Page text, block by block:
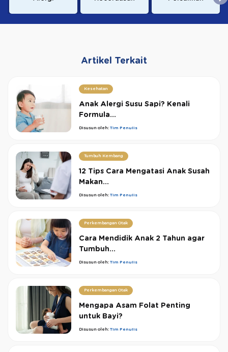
Artikel Terkait
Kesehatan
Anak Alergi Susu Sapi? Kenali
Formula...
Disusun oleh: Tim Penulis
Tumbuh Kembang
12 Tips Cara Mengatasi Anak Susah
Makan...
Disusun oleh: Tim Penulis
Perkembangan Otak
Cara Mendidik Anak 2 Tahun agar
Tumbuh...
Disusun oleh: Tim Penulis
Perkembangan Otak
Mengapa Asam Folat Penting
untuk Bayi?
Disusun oleh: Tim Penulis